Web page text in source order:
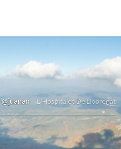
@juanan L´Hospitalet De Llobregat